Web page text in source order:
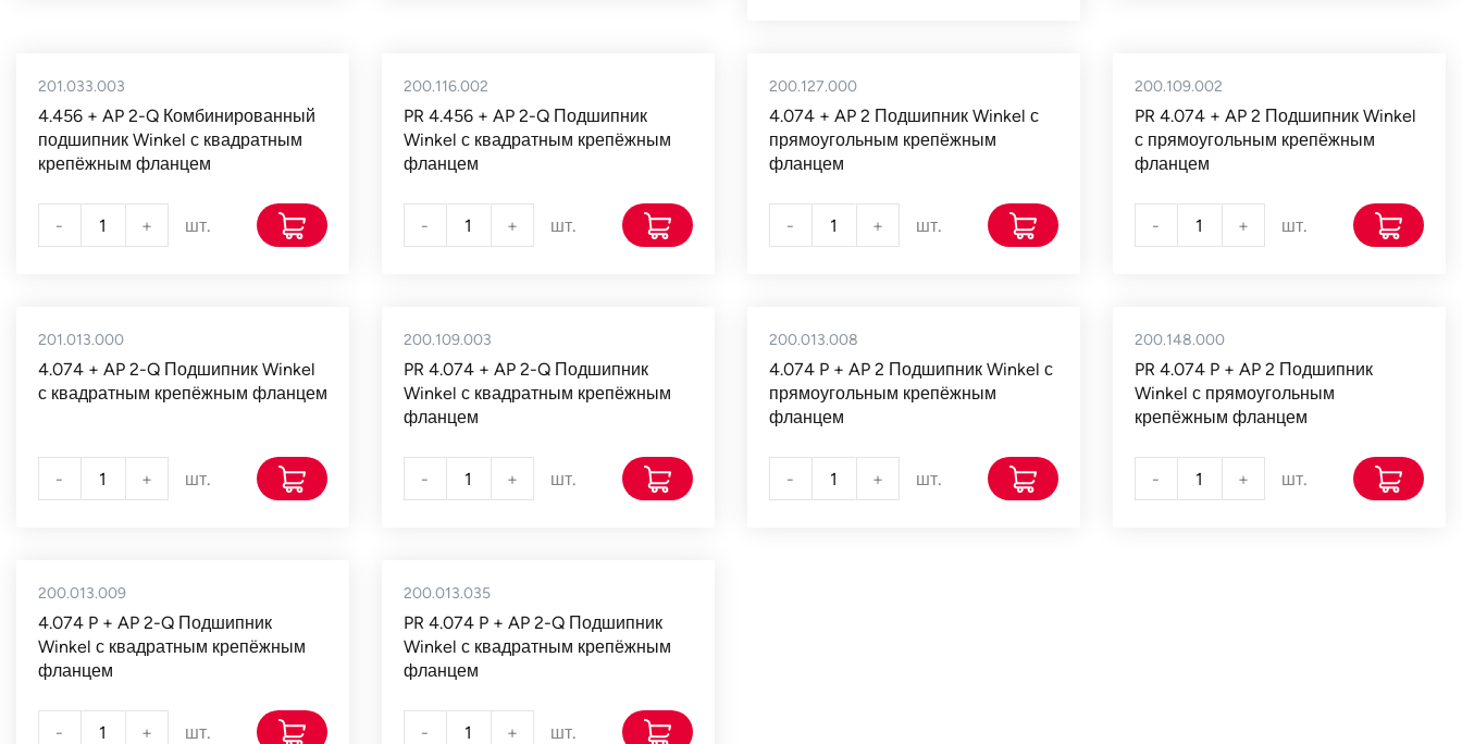
201.033.003
4.456 + AP 2-Q Комбинированный
подшипник Winkel с квадратным
крепёжным фланцем
- + шт.
200.116.002
PR 4.456 + AP 2-Q Подшипник
Winkel с квадратным крепёжным
фланцем
- + шт.
200.127.000
4.074 + AP 2 Подшипник Winkel с
прямоугольным крепёжным
фланцем
- + шт.
200.109.002
PR 4.074 + AP 2 Подшипник Winkel
с прямоугольным крепёжным
фланцем
- + шт.
201.013.000
4.074 + AP 2-Q Подшипник Winkel
с квадратным крепёжным фланцем
- + шт.
200.109.003
PR 4.074 + AP 2-Q Подшипник
Winkel с квадратным крепёжным
фланцем
- + шт.
200.013.008
4.074 P + AP 2 Подшипник Winkel с
прямоугольным крепёжным
фланцем
- + шт.
200.148.000
PR 4.074 P + AP 2 Подшипник
Winkel с прямоугольным
крепёжным фланцем
- + шт.
200.013.009
4.074 P + AP 2-Q Подшипник
Winkel с квадратным крепёжным
фланцем
- + шт.
200.013.035
PR 4.074 P + AP 2-Q Подшипник
Winkel с квадратным крепёжным
фланцем
- + шт.